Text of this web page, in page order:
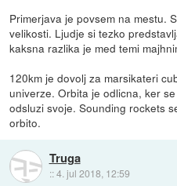
Primerjava je povsem na mestu.
velikosti. Ljudje si tezko
kaksna razlika je med temi
120km je dovolj za marsikateri
univerze. Orbita je odlicna, ker
odsluzi svoje. Sounding rockets
orbito.
Truga
::4. jul 2018, 12:59